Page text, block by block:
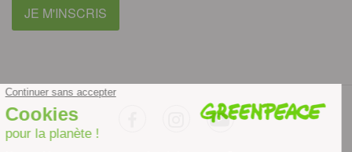
JE M'INSCRIS
instagramyoutube